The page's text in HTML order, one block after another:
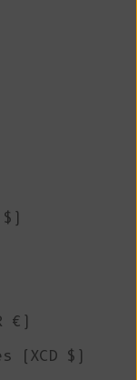
€)
(XCD $)